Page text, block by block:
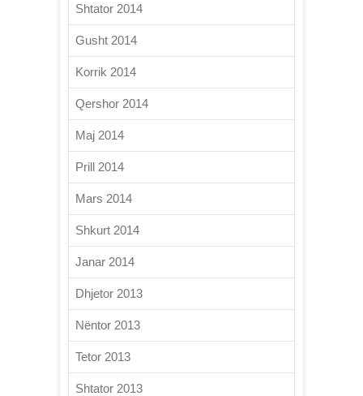
Shtator 2014
Gusht 2014
Korrik 2014
Qershor 2014
Maj 2014
Prill 2014
Mars 2014
Shkurt 2014
Janar 2014
Dhjetor 2013
Nëntor 2013
Tetor 2013
Shtator 2013